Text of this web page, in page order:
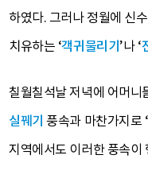
하였다. 그러나 정월에 신
치유하는 ‘객귀물리기’나 ‘
칠월칠석날 저녁에 어머니
실꿰기 풍속과 마찬가지로
지역에서도 이러한 풍속이